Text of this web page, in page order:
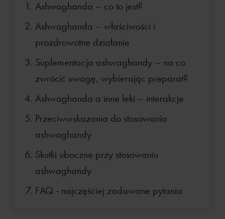
Ashwaghanda – co to jest?
Ashwaghanda – właściwości i
prozdrowotne działanie
Suplementacja ashwaghandy – na co
zwrócić uwagę, wybierając preparat?
Ashwaghanda a inne leki – interakcje
Przeciwwskazania do stosowania
ashwaghandy
Skutki uboczne przy stosowaniu
ashwaghandy
FAQ - najczęściej zadawane pytania